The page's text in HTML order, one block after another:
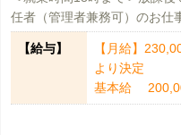
任者（管理者兼務可）のお仕
【給与】
【月給】
より決定
基本給